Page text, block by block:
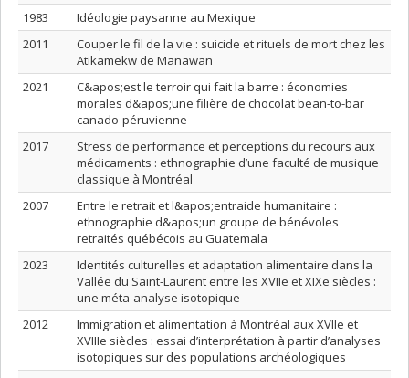
1983
Idéologie paysanne au Mexique
2011
Couper le fil de la vie : suicide et rituels de mort chez les
Atikamekw de Manawan
2021
C&apos;est le terroir qui fait la barre : économies
morales d&apos;une filière de chocolat bean-to-bar
canado-péruvienne
2017
Stress de performance et perceptions du recours aux
médicaments : ethnographie d’une faculté de musique
classique à Montréal
2007
Entre le retrait et l&apos;entraide humanitaire :
ethnographie d&apos;un groupe de bénévoles
retraités québécois au Guatemala
2023
Identités culturelles et adaptation alimentaire dans la
Vallée du Saint-Laurent entre les XVIIe et XIXe siècles :
une méta-analyse isotopique
2012
Immigration et alimentation à Montréal aux XVIIe et
XVIIIe siècles : essai d’interprétation à partir d’analyses
isotopiques sur des populations archéologiques